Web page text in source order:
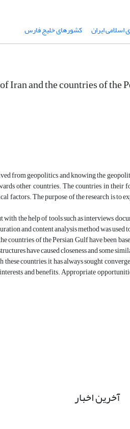
اسلامی ایران کشورهای خلیج فارس
and the countries of the
from geopolitics and knowing the
other countries. The countries in
The purpose of the research is to
the help of tools such as interviews
and content analysis method was used
of the Persian Gulf have been
have caused closeness and some
countries, it has always sought
and benefits. Appropriate
آخرین اخبار